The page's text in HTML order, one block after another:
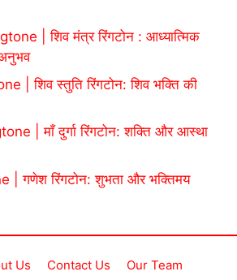
| शिव मंत्र रिंगटोन : आध्यात्मिक
| शिव स्तुति रिंगटोन: शिव भक्ति की
| माँ दुर्गा रिंगटोन: शक्ति और आस्था
| गणेश रिंगटोन: शुभता और भक्तिमय
Us Contact Us Our Team